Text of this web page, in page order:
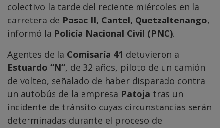
colectivo la tarde del reciente miércoles en la
carretera de Pasac II, Cantel, Quetzaltenango,
informó la Policía Nacional Civil (PNC).
Agentes de la Comisaría 41 detuvieron a
Estuardo “N”, de 32 años, piloto de un camión
de volteo, señalado de haber disparado contra
un autobús de la empresa Patoja tras un
incidente de tránsito cuyas circunstancias serán
determinadas durante el proceso de